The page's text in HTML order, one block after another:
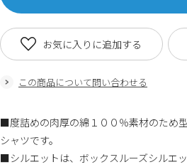
この商品について問い合わせる
お気に入りに追加する
■度詰めの肉厚の綿１００％素材のため
シャツです。
■シルエットは、ボックスルーズシルエッ